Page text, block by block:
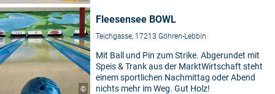
©
Fleesensee BOWL
Teichgasse, 17213 Göhren-Lebbin
Mit Ball und Pin zum Strike. Abgerundet mit
Speis & Trank aus der MarktWirtschaft steht
einem sportlichen Nachmittag oder Abend
nichts mehr im Weg. Gut Holz!